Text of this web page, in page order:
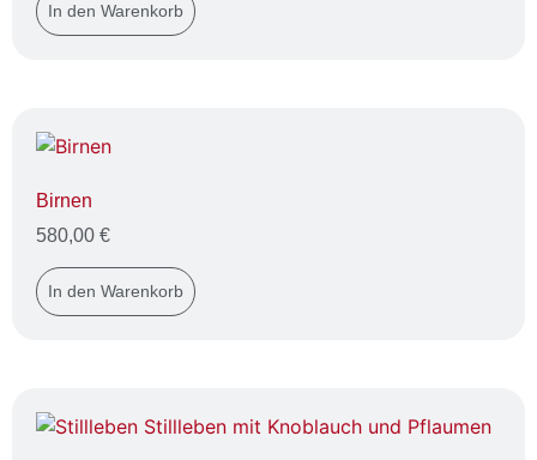
In den Warenkorb
Birnen
580,00 €
In den Warenkorb